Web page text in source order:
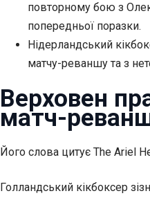
повторному бою з
попередньої поразки.
Нідерландський
матчу-реваншу та з
Верховен
матч-
Його слова цитує The Ariel
Голландський кікбоксер